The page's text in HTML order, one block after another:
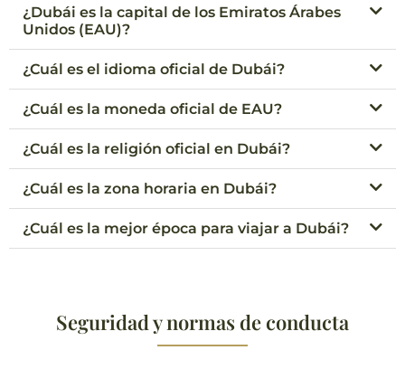
¿Dubái es la capital de los Emiratos Árabes
Unidos (EAU)?
¿Cuál es el idioma oficial de Dubái?
¿Cuál es la moneda oficial de EAU?
¿Cuál es la religión oficial en Dubái?
¿Cuál es la zona horaria en Dubái?
¿Cuál es la mejor época para viajar a Dubái?
Seguridad y normas de conducta